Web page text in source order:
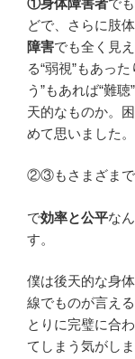
どで、さらに肢
障害でも全く見
る“弱視”もあった
う”もあれば“難
天的なものか。
めて思いました。
②③もさまざまで
で効率と公平な
す。
僕は後天的な身
線でものが言え
とりに完璧に合
てしまう気がし